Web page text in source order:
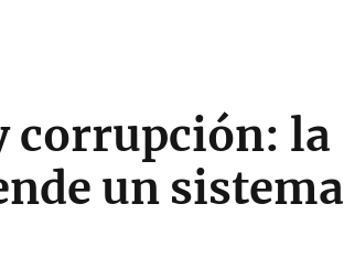
corrupción: la
un sistema